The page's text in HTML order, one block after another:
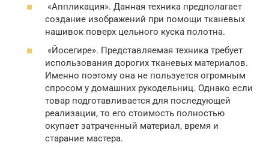
«Аппликация». Данная техника предполагает
создание изображений при помощи тканевых
нашивок поверх цельного куска полотна.
«Йосегире». Представляемая техника требует
использования дорогих тканевых материалов.
Именно поэтому она не пользуется огромным
спросом у домашних рукодельниц. Однако если
товар подготавливается для последующей
реализации, то его стоимость полностью
окупает затраченный материал, время и
старание мастера.